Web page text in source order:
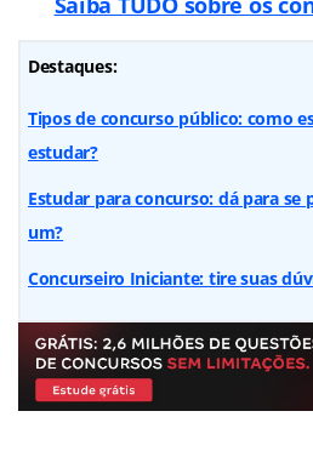
Destaques:
Tipos de concurso público: como
estudar?
Estudar para concurso: dá para se
um?
Concurseiro Iniciante: tire suas